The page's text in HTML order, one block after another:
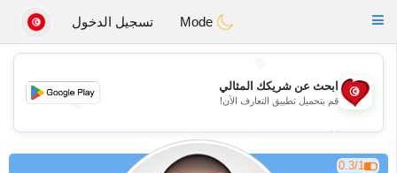
Tunisia Dating
Toggle
تسجيل الدخول
💖
💕
💕
ابحث عن شريكك المثالي
قم بتحميل تطبيق التعارف الآن!
0.3/1